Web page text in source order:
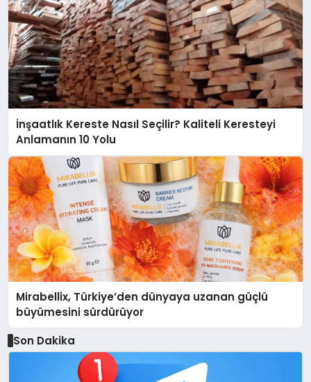
İnşaatlık Kereste Nasıl Seçilir? Kaliteli Keresteyi
Anlamanın 10 Yolu
Mirabellix, Türkiye’den dünyaya uzanan güçlü
büyümesini sürdürüyor
Son Dakika